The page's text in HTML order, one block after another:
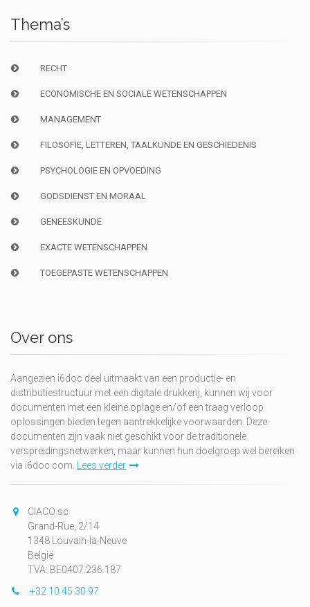
Thema’s
RECHT
ECONOMISCHE EN SOCIALE WETENSCHAPPEN
MANAGEMENT
FILOSOFIE, LETTEREN, TAALKUNDE EN GESCHIEDENIS
PSYCHOLOGIE EN OPVOEDING
GODSDIENST EN MORAAL
GENEESKUNDE
EXACTE WETENSCHAPPEN
TOEGEPASTE WETENSCHAPPEN
Over ons
Aangezien i6doc deel uitmaakt van een productie- en
distributiestructuur met een digitale drukkerij, kunnen wij voor
documenten met een kleine oplage en/of een traag verloop
oplossingen bieden tegen aantrekkelijke voorwaarden. Deze
documenten zijn vaak niet geschikt voor de traditionele
verspreidingsnetwerken, maar kunnen hun doelgroep wel bereiken
via i6doc.com.
Lees verder
CIACO sc
Grand-Rue, 2/14
1348 Louvain-la-Neuve
België
TVA: BE0407.236.187
+32 10 45 30 97